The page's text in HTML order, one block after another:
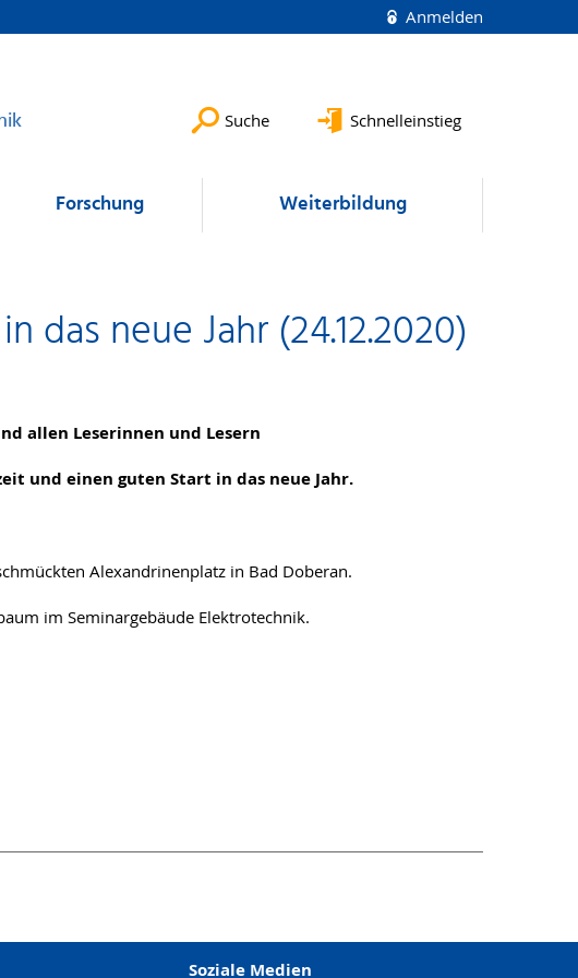
Anmelden
Suche Schnelleinstieg
Forschung Weiterbildung
neue Jahr (24.12.2020)
allen Leserinnen und Lesern
und einen guten Start in das neue Jahr.
Alexandrinenplatz in Bad Doberan.
im Seminargebäude Elektrotechnik.
Soziale Medien